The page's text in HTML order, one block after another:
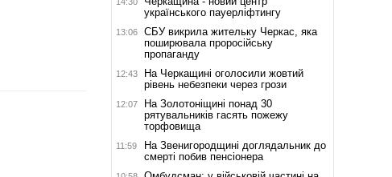
українського пауерліфтингу
13:06
СБУ викрила жительку Черкас, яка
поширювала проросійську
пропаганду
12:43
На Черкащині оголосили жовтий
рівень небезпеки через грози
12:07
На Золотоніщині понад 30
рятувальників гасять пожежу
торфовища
11:59
На Звенигородщині доглядальник до
смерті побив пенсіонера